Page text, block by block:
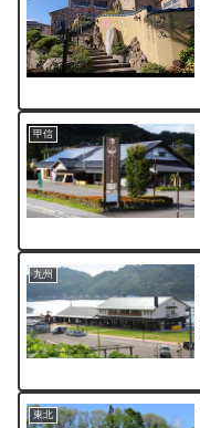
甲信
九州
東北